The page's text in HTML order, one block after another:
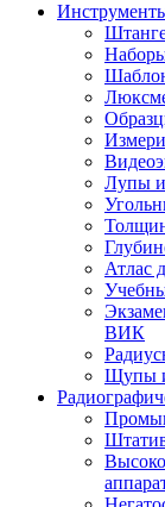
Лупы
Атлас
ВИК
Щупы